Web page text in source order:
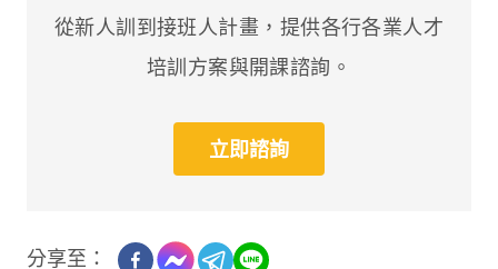
從新人訓到接班人計畫，提供各行各業人才
培訓方案與開課諮詢。
立即諮詢
分享至：